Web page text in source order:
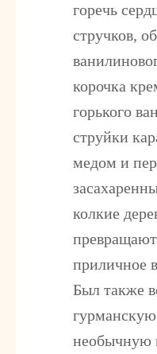
горечь
стручков,
корочка
горького
струйки
медом и
колкие
приличное
Был также
необычную